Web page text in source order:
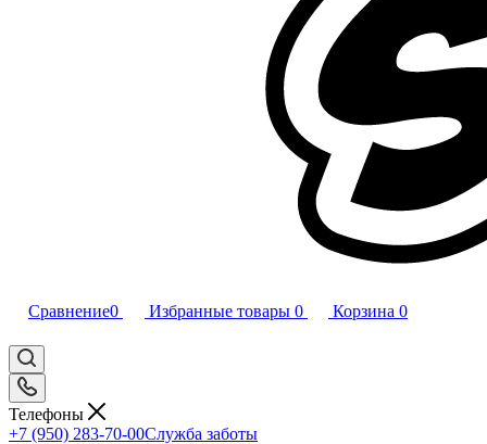
Сравнение0 Избранные товары 0 Корзина 0
Телефоны
+7 (950) 283-70-00Служба заботы